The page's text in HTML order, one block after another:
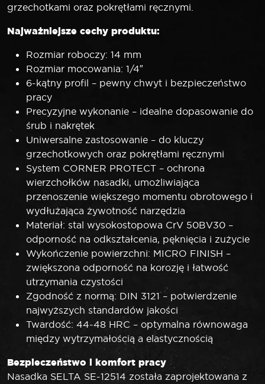
grzechotkami oraz pokrętłami ręcznymi.
Najważniejsze cechy produktu:
Rozmiar roboczy: 14 mm
Rozmiar mocowania: 1/4″
6-kątny profil – pewny chwyt i bezpieczeństwo
pracy
Precyzyjne wykonanie – idealne dopasowanie do
śrub i nakrętek
Uniwersalne zastosowanie – do kluczy
grzechotkowych oraz pokrętłami ręcznymi
System CORNER PROTECT – ochrona
wierzchołków nasadki, umożliwiająca
przenoszenie większego momentu obrotowego i
wydłużająca żywotność narzędzia
Materiał: stal wysokostopowa CrV 50BV30 –
odporność na odkształcenia, pęknięcia i zużycie
Wykończenie powierzchni: MICRO FINISH –
zwiększona odporność na korozję i łatwość
utrzymania czystości
Zgodność z normą: DIN 3121 – potwierdzenie
najwyższych standardów jakości
Twardość: 44-48 HRC – optymalna równowaga
między wytrzymałością a elastycznością
Bezpieczeństwo i komfort pracy
Nasadka SELTA SE-12514 została zaprojektowana z